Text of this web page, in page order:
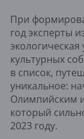
При
год эксперты
культурных
в список,
уникальное:
Олимпийским
который
2023 году.